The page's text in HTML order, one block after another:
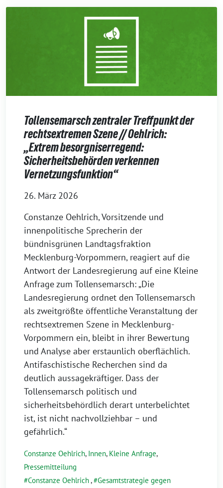
Tollensemarsch zentraler Treffpunkt der
rechtsextremen Szene // Oehlrich:
„Extrem besorgniserregend:
Sicherheitsbehörden verkennen
Vernetzungsfunktion“
26. März 2026
Constanze Oehlrich, Vorsitzende und
innenpolitische Sprecherin der
bündnisgrünen Landtagsfraktion
Mecklenburg-Vorpommern, reagiert auf die
Antwort der Landesregierung auf eine Kleine
Anfrage zum Tollensemarsch: „Die
Landesregierung ordnet den Tollensemarsch
als zweitgrößte öffentliche Veranstaltung der
rechtsextremen Szene in Mecklenburg-
Vorpommern ein, bleibt in ihrer Bewertung
und Analyse aber erstaunlich oberflächlich.
Antifaschistische Recherchen sind da
deutlich aussagekräftiger. Dass der
Tollensemarsch politisch und
sicherheitsbehördlich derart unterbelichtet
ist, ist nicht nachvollziehbar – und
gefährlich.“
Constanze Oehlrich, Innen, Kleine Anfrage,
Pressemitteilung
Constanze Oehlrich, Gesamtstrategie gegen